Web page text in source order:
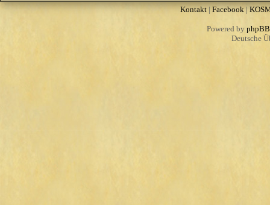
Kontakt| Facebook|
Powered by phpBB
Deutsche